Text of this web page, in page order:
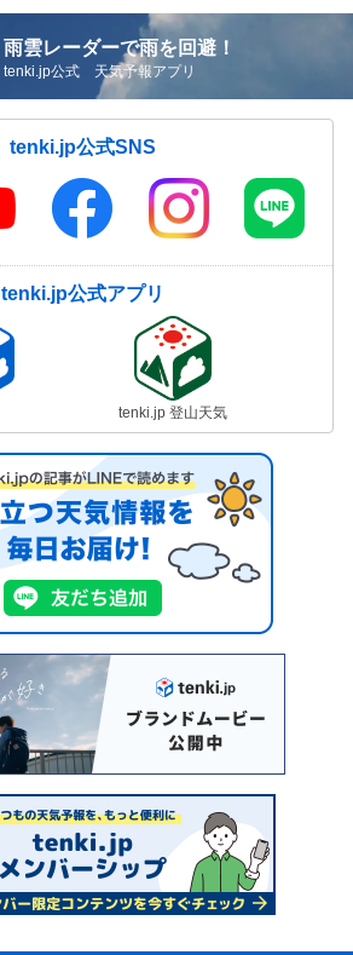
雨雲レーダーで雨を回避！
tenki.jp公式 天気予報アプリ
tenki.jp公式SNS
tenki.jp公式アプリ
tenki.jp 登山天気